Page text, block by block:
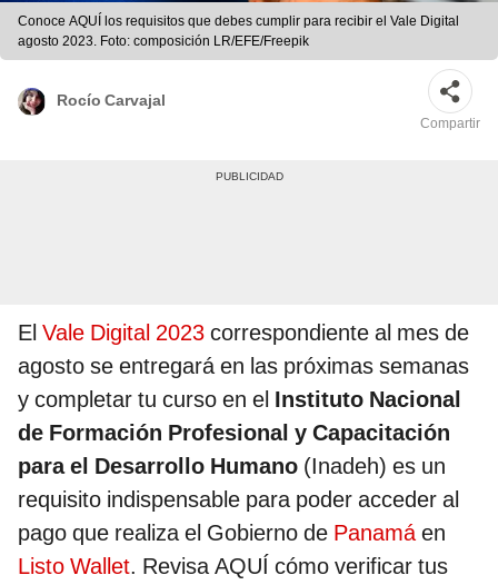
Conoce AQUÍ los requisitos que debes cumplir para recibir el Vale Digital
agosto 2023. Foto: composición LR/EFE/Freepik
Rocío Carvajal
Compartir
El Vale Digital 2023 correspondiente al mes de
agosto se entregará en las próximas semanas
y completar tu curso en el Instituto Nacional
de Formación Profesional y Capacitación
para el Desarrollo Humano (Inadeh) es un
requisito indispensable para poder acceder al
pago que realiza el Gobierno de Panamáen
Listo Wallet. Revisa AQUÍ cómo verificar tus